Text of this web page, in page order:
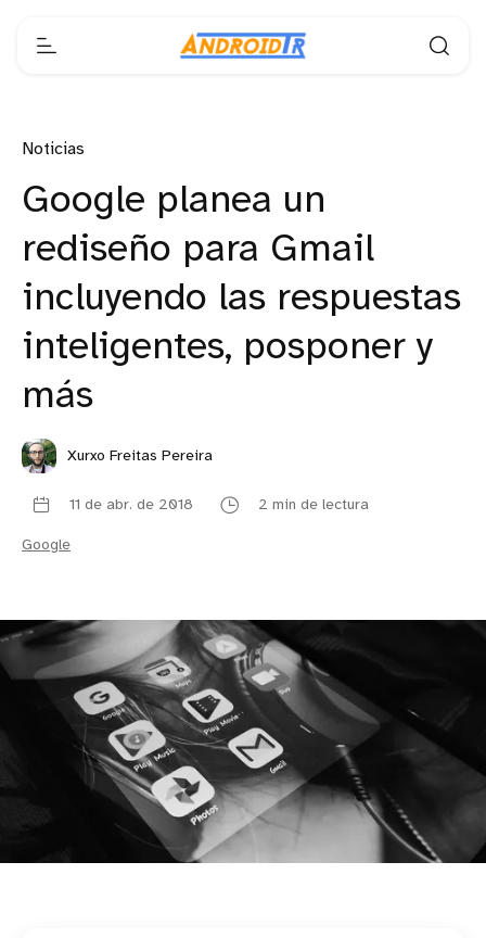
Noticias
Google planea un
rediseño para Gmail
incluyendo las respuestas
inteligentes, posponer y
más
Xurxo Freitas Pereira
11 de abr. de 2018 2 min de lectura
Google